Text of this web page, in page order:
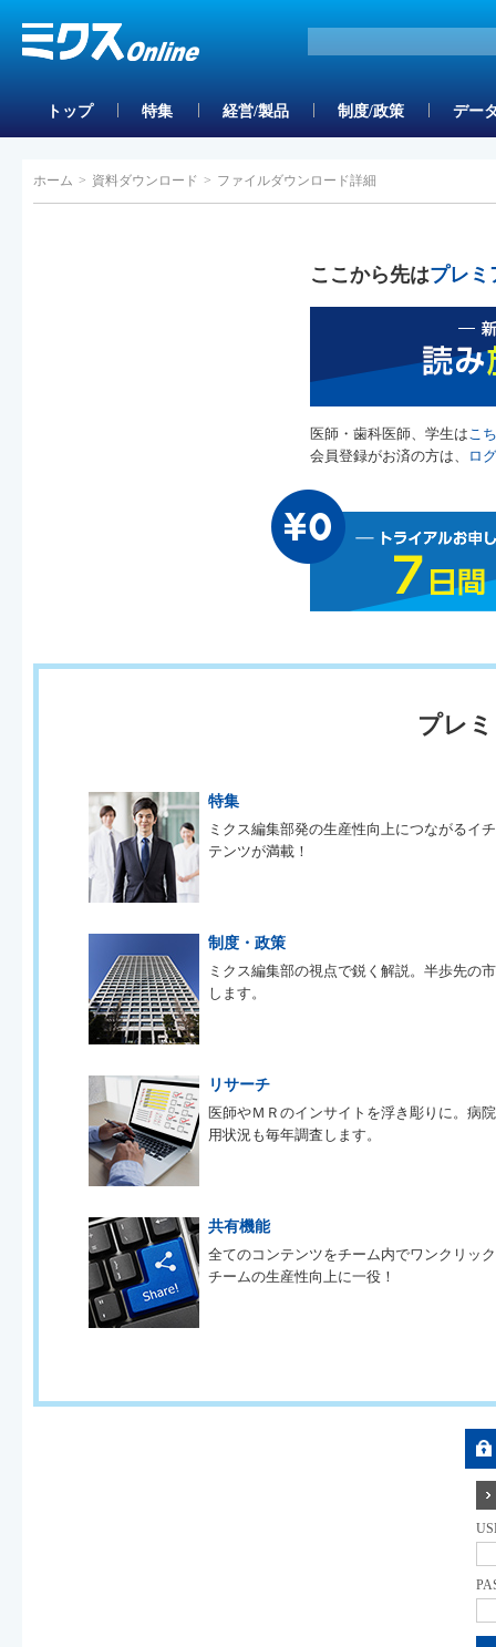
トップ 特集 経営/製品 制度/政策 デー
ホーム > 資料ダウンロード > ファイルダウンロード詳細
ここから先はプレミ
医師・歯科医師、学生はこ
会員登録がお済の方は、
ロ
プレ
特集
ミクス編集部発の生産性向上につながるイ
テンツが満載！
制度・政策
ミクス編集部の視点で鋭く解説。半歩先の
します。
リサーチ
医師やＭＲのインサイトを浮き彫りに。病
用状況も毎年調査します。
共有機能
全てのコンテンツをチーム内でワンクリッ
チームの生産性向上に一役！